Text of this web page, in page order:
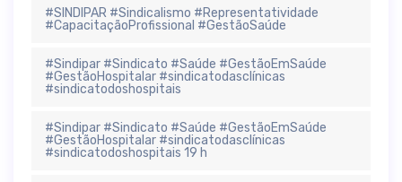
#SINDIPAR #Sindicalismo #Representatividade
#CapacitaçãoProfissional #GestãoSaúde
#Sindipar #Sindicato #Saúde #GestãoEmSaúde
#GestãoHospitalar #sindicatodasclínicas
#sindicatodoshospitais
#Sindipar #Sindicato #Saúde #GestãoEmSaúde
#GestãoHospitalar #sindicatodasclínicas
#sindicatodoshospitais 19 h